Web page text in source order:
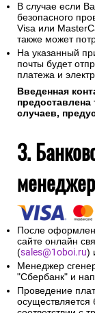
В случае если
безопасного
Visa или
также может
На указанный
почты будет
платежа и
Введенная
случаев,
3.
После
сайте онлайн
(sales@1oboi.ru)
Менеджер
"Сбербанк" и
Проведение
осуществляется